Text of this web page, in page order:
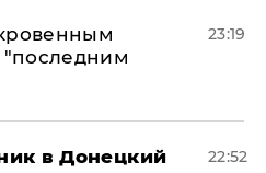
23:19
в Донецкий
22:52